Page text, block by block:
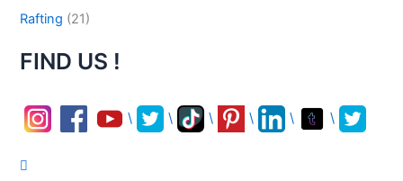
Rafting (21)
FIND US !
\ \ \ \ \ \